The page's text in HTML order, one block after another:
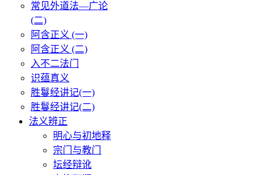
常见外道法—广论
(二)
阿含正义 (一)
阿含正义 (二)
入不二法门
识蕴真义
胜鬘经讲记(一)
胜鬘经讲记(二)
法义辨正
明心与初地释
宗门与教门
坛经辩讹